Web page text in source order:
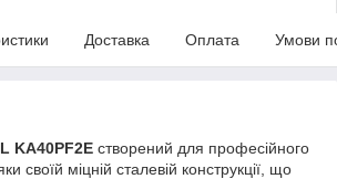
Доставка Оплата Умови
KA40PF2E створений для професійного
своїй міцній сталевій конструкції, що